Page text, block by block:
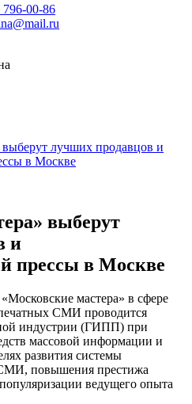
00-86
выберут лучших продавцов и
в Москве
выберут
и
прессы в Москве
мастера» в сфере
СМИ проводится
индустрии (ГИПП) при
массовой информации и
развития системы
повышения престижа
ведущего опыта